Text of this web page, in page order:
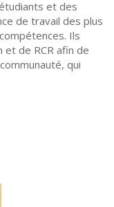
et des
de travail des plus
Ils
de RCR afin de
qui